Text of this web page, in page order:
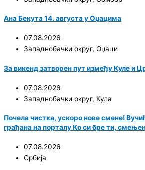
Ана Бекута 14. августа у Оџацима
07.08.2026
Западнобачки округ, Оџаци
За викенд затворен пут између Куле и
07.08.2026
Западнобачки округ, Кула
Почела чистка, ускоро нове смене!
грађана на порталу Ко си бре ти,
07.08.2026
Србија